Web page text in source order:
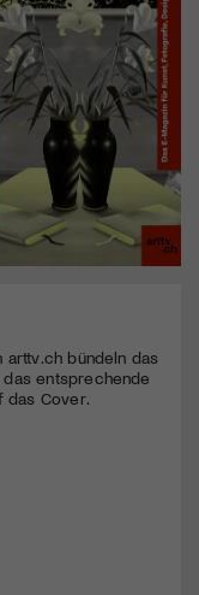
arttv.ch bündeln das
das entsprechende
das Cover.